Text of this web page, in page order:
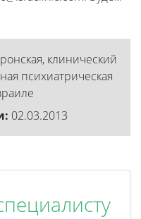
клинический
психиатрическая
02.03.2013